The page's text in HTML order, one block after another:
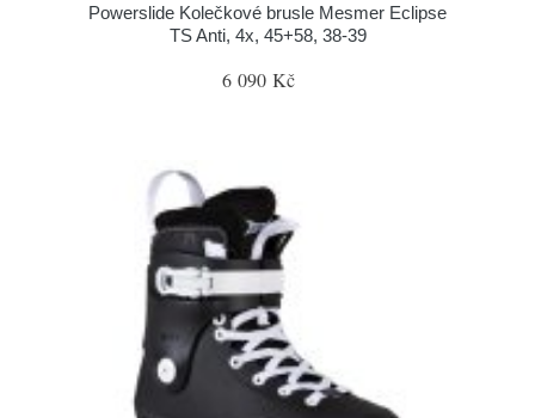
Powerslide Kolečkové brusle Mesmer Eclipse
TS Anti, 4x, 45+58, 38-39
6 090 Kč